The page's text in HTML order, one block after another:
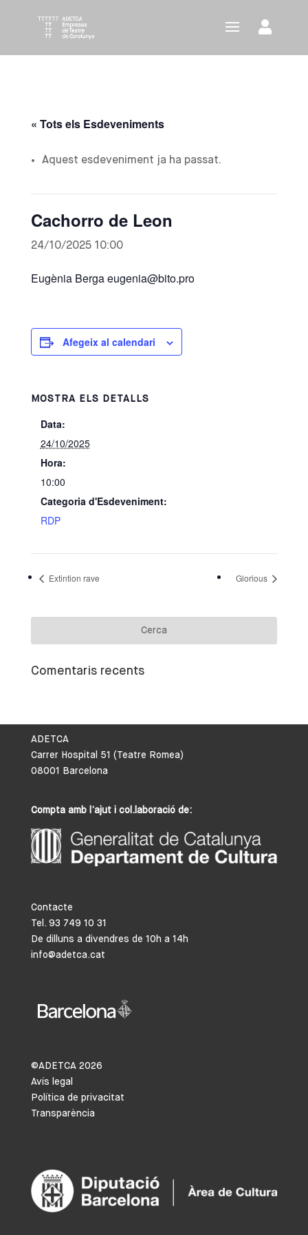
« Tots els Esdeveniments
Aquest esdeveniment ja ha passat.
Cachorro de Leon
24/10/2025 10:00
Eugènia Berga eugenia@bito.pro
Afegeix al calendari
MOSTRA ELS DETALLS
Data:
24/10/2025
Hora:
10:00
Categoria d'Esdeveniment:
RDP
Extintion rave Glorious
Comentaris recents
ADETCA
Carrer Hospital 51 (Teatre Romea)
08001 Barcelona
Compta amb l’ajut i col.laboració de:
Contacte
Tel. 93 749 10 31
De dilluns a divendres de 10h a 14h
info@adetca.cat
©ADETCA 2026
Avís legal
Política de privacitat
Transparència